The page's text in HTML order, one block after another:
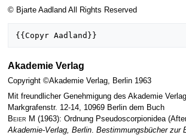
© Bjarte Aadland All Rights Reserved
Akademie Verlag
Copyright ©Akademie Verlag, Berlin 1963
Mit freundlicher Genehmigung des Akademie
Markgrafenstr. 12-14, 10969 Berlin dem Buch
Beier M (1963): Ordnung Pseudoscorpionidea
Akademie-Verlag, Berlin. Bestimmungsbücher zur